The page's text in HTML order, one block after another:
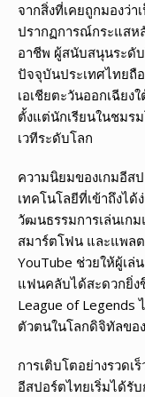
จากสิ่งที่เคยถูกมองว่า
ปรากฏการณ์กระแสห
อาชีพ ผู้สนับสนุนระดั
ปัจจุบันประเทศไทยถื
เอเชียตะวันออกเฉีย
ตั้งแต่นักเรียนในชมร
เวทีระดับโลก
ความนิยมของเกมอีส
เทคโนโลยีที่เข้าถึงได้
วัฒนธรรมการเล่นเก
สมาร์ตโฟน และแพล
YouTube ช่วยให้ผู้เล่
แฟนคลับได้สะดวกยิ่ง
League of Legends
ตัวตนในโลกดิจิทัลขอ
การเติบโตอย่างรวด
อีสปอร์ตไทยเริ่มได้